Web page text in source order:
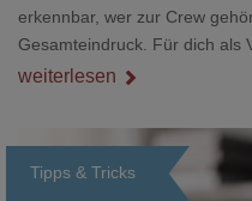
erkennbar, wer zur Crew
Gesamteindruck. Für dich als
Nebenthema: Bei Textilien mit
weiterlesen
Tipps & Tricks